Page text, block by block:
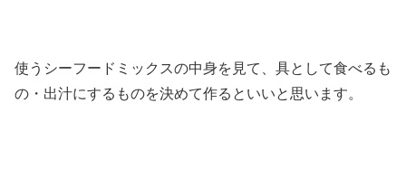
使うシーフードミックスの中身を見て、具として食べるも
の・出汁にするものを決めて作るといいと思います。